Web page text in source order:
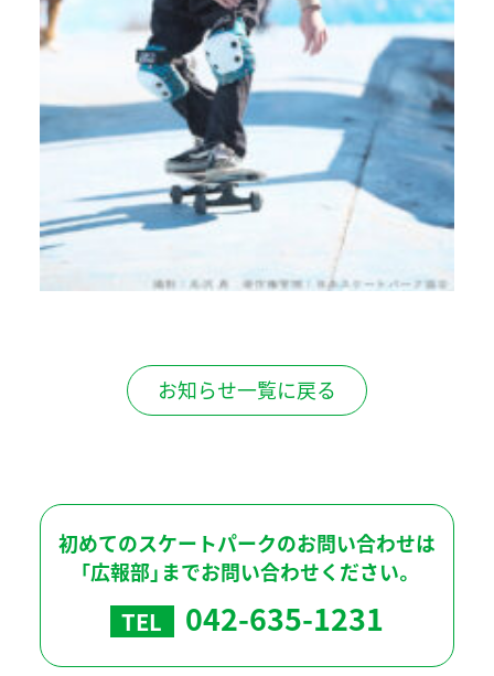
お知らせ一覧に戻る
初めてのスケートパークのお問い合わせは
「広報部」までお問い合わせください。
TEL 042-635-1231